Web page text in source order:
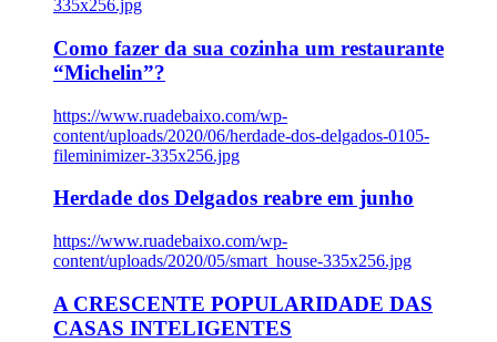
335x256.jpg
Como fazer da sua cozinha um restaurante
“Michelin”?
https://www.ruadebaixo.com/wp-
content/uploads/2020/06/herdade-dos-delgados-0105-
fileminimizer-335x256.jpg
Herdade dos Delgados reabre em junho
https://www.ruadebaixo.com/wp-
content/uploads/2020/05/smart_house-335x256.jpg
A CRESCENTE POPULARIDADE DAS
CASAS INTELIGENTES